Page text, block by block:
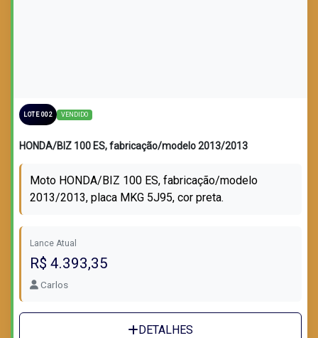
LOTE 002 VENDIDO
HONDA/BIZ 100 ES, fabricação/modelo 2013/2013
Moto HONDA/BIZ 100 ES, fabricação/modelo
2013/2013, placa MKG 5J95, cor preta.
Lance Atual
R$ 4.393,35
Carlos
DETALHES